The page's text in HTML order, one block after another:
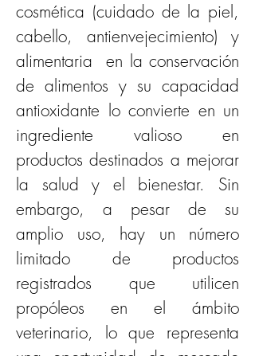
cosmética (cuidado de la piel,
cabello, antienvejecimiento) y
alimentaria  en la conservación
de alimentos y su capacidad
antioxidante lo convierte en un
ingrediente valioso en
productos destinados a mejorar
la salud y el bienestar. Sin
embargo, a pesar de su
amplio uso, hay un número
limitado de productos
registrados que utilicen
propóleos en el ámbito
veterinario, lo que representa